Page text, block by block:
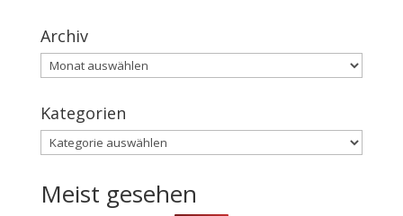
Archiv
Archiv
Kategorien
Kategorien
Meist gesehen